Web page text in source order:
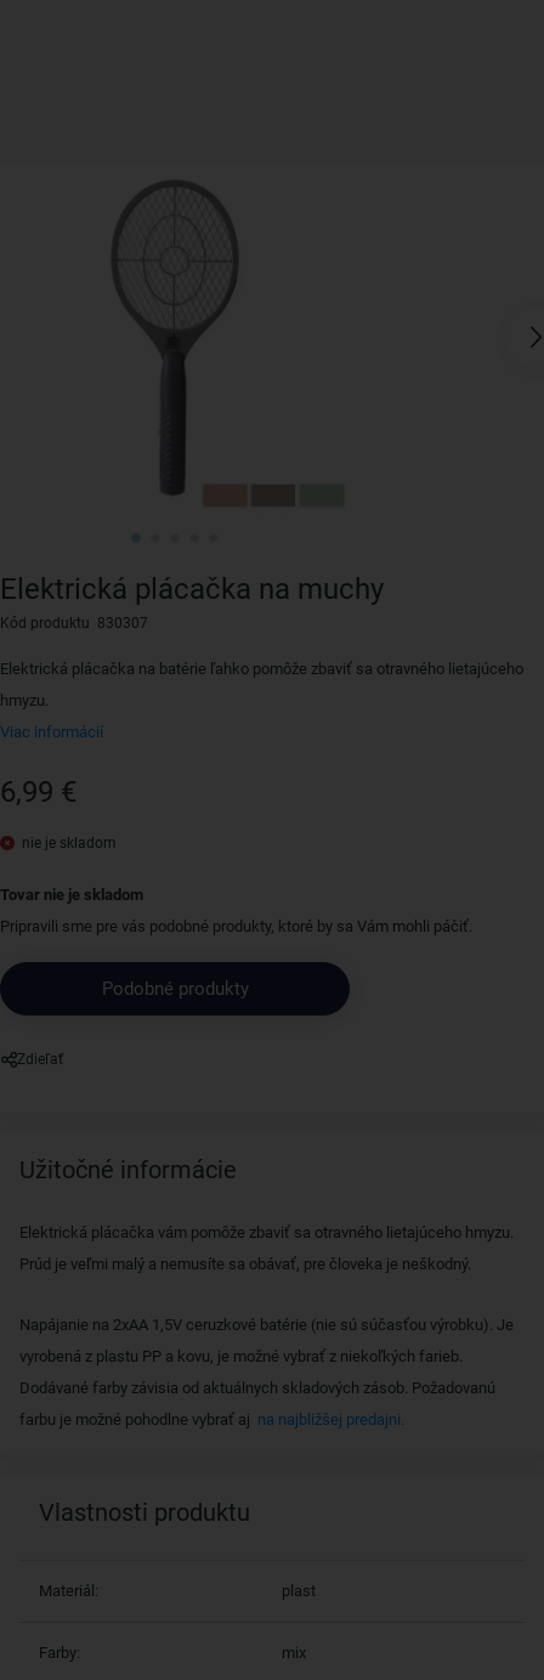
Elektrická plácačka na muchy
Kód produktu 830307
Elektrická plácačka na batérie ľahko pomôže zbaviť sa otravného lietajúceho
hmyzu.
Viac informácií
6,99 €
nie je skladom
Tovar nie je skladom
Pripravili sme pre vás podobné produkty, ktoré by sa Vám mohli páčiť.
Podobné produkty
Zdieľať
Užitočné informácie
Elektrická plácačka vám pomôže zbaviť sa otravného lietajúceho hmyzu.
Prúd je veľmi malý a nemusíte sa obávať, pre človeka je neškodný.
Napájanie na 2xAA 1,5V ceruzkové batérie (nie sú súčasťou výrobku). Je
vyrobená z plastu PP a kovu, je možné vybrať z niekoľkých farieb.
Dodávané farby závisia od aktuálnych skladových zásob. Požadovanú
farbu je možné pohodlne vybrať aj na najbližšej predajni.
Vlastnosti produktu
Materiál: plast
Farby: mix